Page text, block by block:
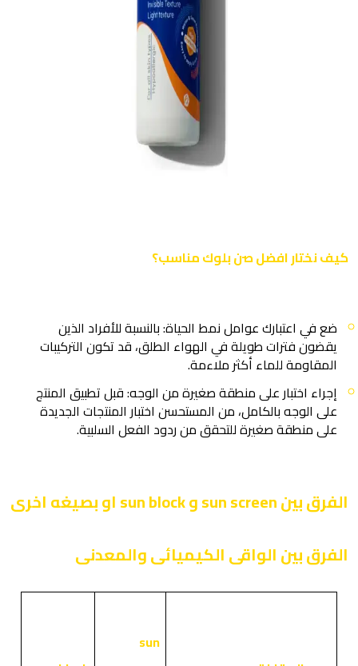
كيف نختار افضل صن بلوك مناسب؟
ضع في اعتبارك عوامل نمط الحياة: بالنسبة للأفراد الذين
يقضون فترات طويلة في الهواء الطلق، قد تكون التركيبات
المقاومة للماء أكثر ملاءمة.
إجراء اختبار على منطقة صغيرة من الوجه: قبل تطبيق المنتج
على الوجه بالكامل، من المستحسن اختبار المنتجات الجديدة
على منطقة صغيرة للتحقق من ردود الفعل السلبية.
الفرق بين sun screen و sun block او بصيغه اخرى
الفرق بين الواقى الكيميائى والمعدنى
sun